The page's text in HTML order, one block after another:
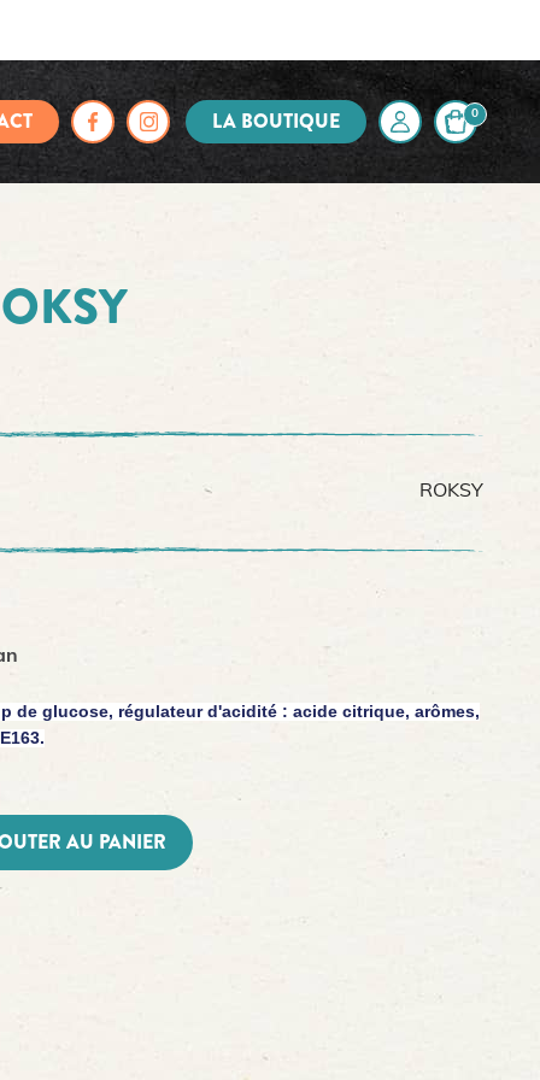
LA BOUTIQUE 0
ROKSY
de glucose, régulateur d'acidité : acide citrique, arômes,
AU PANIER